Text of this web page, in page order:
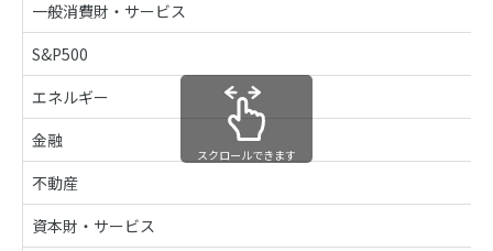
一般消費財・サービス
S&P500
エネルギー
金融
不動産
資本財・サービス
スクロールできます